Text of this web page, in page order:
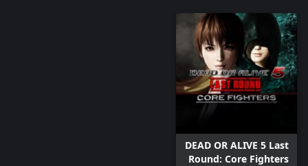
DEAD OR ALIVE 5 Last
Round: Core Fighters